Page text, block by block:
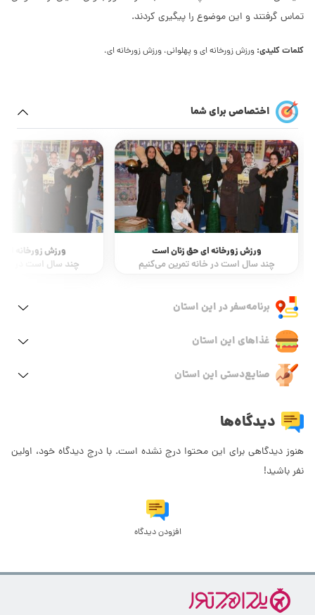
تماس گرفتند و این موضوع را پیگیری کردند.
کلمات کلیدی: ورزش زورخانه ای و پهلوانی، ورزش زورخانه ای،
اختصاصی برای شما
ورزش زورخانه ای حق زنان است
چند سال است در خانه تمرین می‌کنیم
ورزش زورخانه
چند سال است در
برنامه‌سفر‌ در این استان
غذاهای این استان
صنایع‌دستی این استان
دیدگاه‌ها
هنوز دیدگاهی برای این محتوا درج نشده است. با درج دیدگاه خود، اولین
نفر باشید!
افزودن دیدگاه